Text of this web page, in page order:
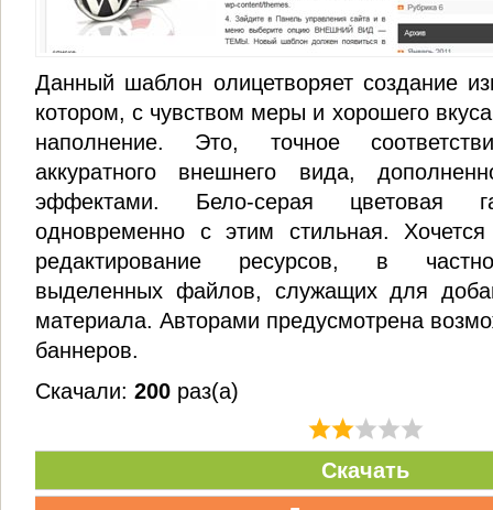
Данный шаблон олицетворяет создание
котором, с чувством меры и хорошего
наполнение. Это, точное
аккуратного внешнего вида,
эффектами. Бело-серая цветовая
одновременно с этим стильная. Хочется
редактирование ресурсов, в
выделенных файлов, служащих для
материала. Авторами предусмотрена
баннеров.
Скачали: 200 раз(а)
Скачать